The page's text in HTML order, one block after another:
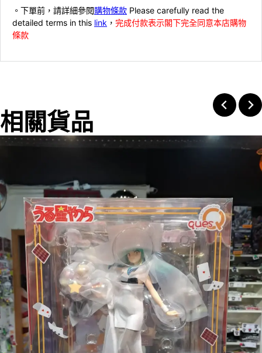
。下單前，請詳細參閱購物條款 Please carefully read the
detailed terms in this link ， 完成付款表示閣下完全同意本店購物
條款
相關貨品